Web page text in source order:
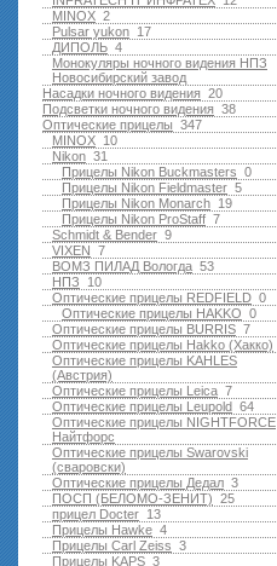
2
MINOX
17
Pulsar yukon
4
ДИПОЛЬ
Монокуляры ночного видения НПЗ
Новосибирский завод
20
Насадки ночного видения
38
Подсветки ночного видения
347
Оптические прицелы
10
MINOX
31
Nikon
0
Прицелы Nikon Buckmasters
5
Прицелы Nikon Fieldmaster
19
Прицелы Nikon Monarch
7
Прицелы Nikon ProStaff
9
Schmidt & Bender
7
VIXEN
53
ВОМЗ ПИЛАД Вологда
10
НПЗ
0
Оптические прицелы REDFIELD
0
Оптические прицелы HAKKO
7
Оптические прицелы BURRIS
Оптические прицелы Hakko (Хакко)
Оптические прицелы KAHLES
(Австрия)
7
Оптические прицелы Leica
64
Оптические прицелы Leupold
Оптические прицелы NIGHTFORCE
Найтфорс
Оптические прицелы Swarovski
(сваровски)
3
Оптические прицелы Дедал
25
ПОСП (БЕЛОМО-ЗЕНИТ)
13
прицел Docter
4
Прицелы Hawke
3
Прицелы Carl Zeiss
3
Прицелы KAPS